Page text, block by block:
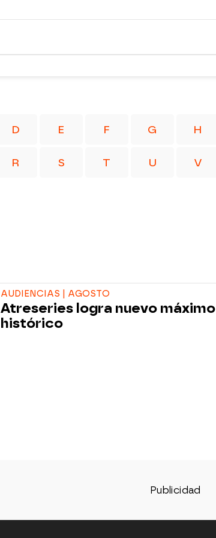
D E F G H
R S T U V
AUDIENCIAS | AGOSTO
Atreseries logra nuevo máximo
histórico